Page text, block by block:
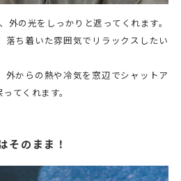
外の光をしっかりと遮ってくれます。
落ち着いた雰囲気でリラックスしたい
外からの熱や冷気を窓辺でシャットア
てくれます。
そのまま！